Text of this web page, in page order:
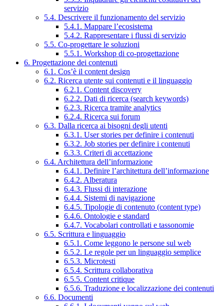
servizio
5.4. Descrivere il funzionamento del servizio
5.4.1. Mappare l’ecosistema
5.4.2. Rappresentare i flussi di servizio
5.5. Co-progettare le soluzioni
5.5.1. Workshop di co-progettazione
6. Progettazione dei contenuti
6.1. Cos’è il content design
6.2. Ricerca utente sui contenuti e il linguaggio
6.2.1. Content discovery
6.2.2. Dati di ricerca (search keywords)
6.2.3. Ricerca tramite analytics
6.2.4. Ricerca sui forum
6.3. Dalla ricerca ai bisogni degli utenti
6.3.1. User stories per definire i contenuti
6.3.2. Job stories per definire i contenuti
6.3.3. Criteri di accettazione
6.4. Architettura dell’informazione
6.4.1. Definire l’architettura dell’informazione
6.4.2. Alberatura
6.4.3. Flussi di interazione
6.4.4. Sistemi di navigazione
6.4.5. Tipologie di contenuto (content type)
6.4.6. Ontologie e standard
6.4.7. Vocabolari controllati e tassonomie
6.5. Scrittura e linguaggio
6.5.1. Come leggono le persone sul web
6.5.2. Le regole per un linguaggio semplice
6.5.3. Microtesti
6.5.4. Scrittura collaborativa
6.5.5. Content critique
6.5.6. Traduzione e localizzazione dei contenuti
6.6. Documenti